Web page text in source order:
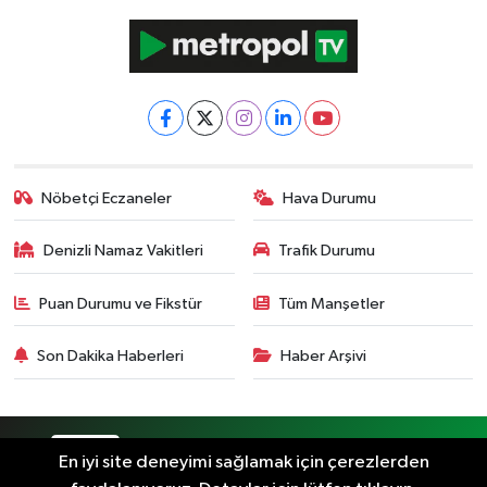
Nöbetçi Eczaneler Hava Durumu
Denizli Namaz Vakitleri Trafik Durumu
Puan Durumu ve Fikstür Tüm Manşetler
Son Dakika Haberleri Haber Arşivi
RSS Copyright © 2024. Her hakkı saklıdır.
En iyi site deneyimi sağlamak için çerezlerden